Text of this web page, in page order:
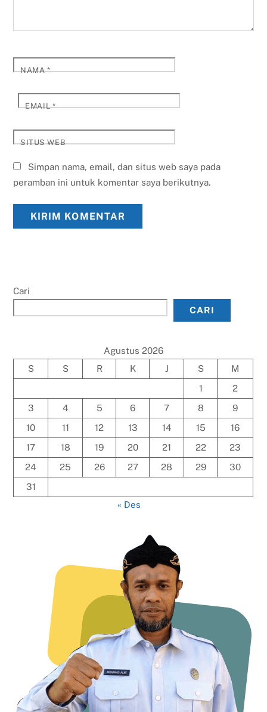
NAMA*
EMAIL*
SITUS WEB
Simpan nama, email, dan situs web saya pada
peramban ini untuk komentar saya berikutnya.
Cari
CARI
Agustus 2026
S
S R K J S
M
1
2
3
4 5 6 7 8
9
10
11 12 13 14 15
16
17
18 19 20 21 22
23
24
25 26 27 28 29
30
31
« Des